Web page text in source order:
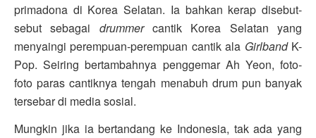
primadona di Korea Selatan. Ia bahkan kerap disebut-
sebut sebagai drummercantik Korea Selatan yang
menyaingi perempuan-perempuan cantik ala Girlband K-
Pop. Seiring bertambahnya penggemar Ah Yeon, foto-
foto paras cantiknya tengah menabuh drum pun banyak
tersebar di media sosial.
Mungkin jika ia bertandang ke Indonesia, tak ada yang